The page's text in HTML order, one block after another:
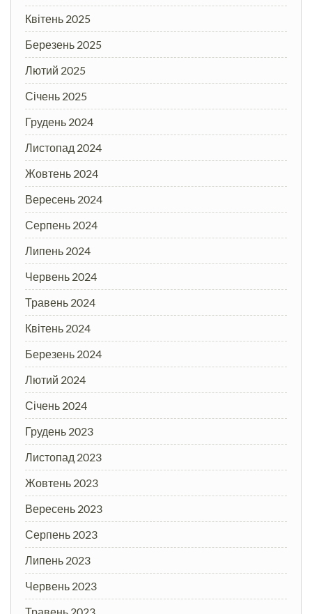
Квітень 2025
Березень 2025
Лютий 2025
Січень 2025
Грудень 2024
Листопад 2024
Жовтень 2024
Вересень 2024
Серпень 2024
Липень 2024
Червень 2024
Травень 2024
Квітень 2024
Березень 2024
Лютий 2024
Січень 2024
Грудень 2023
Листопад 2023
Жовтень 2023
Вересень 2023
Серпень 2023
Липень 2023
Червень 2023
Травень 2023